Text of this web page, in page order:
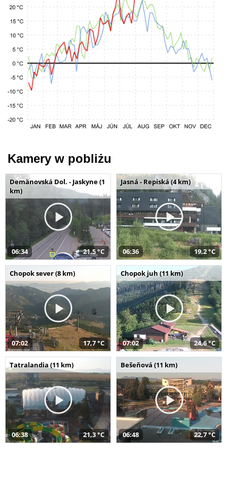
Kamery w pobliżu
Demänovská Dol. - Jaskyne (1
km)
06:34 21,5 °C
Jasná - Repiská (4 km)
06:36 19,2 °C
Chopok sever (8 km)
07:02 17,7 °C
Chopok juh (11 km)
07:02 24,6 °C
Tatralandia (11 km)
06:38 21,3 °C
Bešeňová (11 km)
06:48 22,7 °C